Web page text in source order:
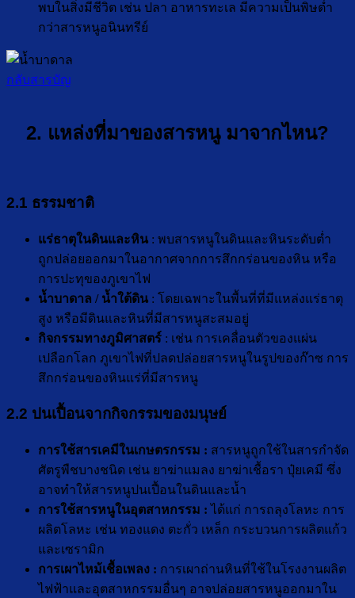
พบในสิ่งมีชีวิต เช่น ปลา อาหารทะเล มีความเป็นพิษต่ำ
กว่าสารหนูอนินทรีย์
กลับสารบัญ
2. แหล่งที่มาของสารหนู มาจากไหน?
2.1 ธรรมชาติ
แร่ธาตุในดินและหิน : พบสารหนูในดินและหินระดับต่ำ
ถูกปล่อยออกมาในอากาศจากการสึกกร่อนของหิน หรือ
การปะทุของภูเขาไฟ
น้ำบาดาล / น้ำใต้ดิน : โดยเฉพาะในพื้นที่ที่มีแหล่งแร่ธาตุ
สูง หรือมีดินและหินที่มีสารหนูสะสมอยู่
กิจกรรมทางภูมิศาสตร์ : เช่น การเคลื่อนตัวของแผ่น
เปลือกโลก ภูเขาไฟที่ปลดปล่อยสารหนูในรูปของก๊าซ การ
สึกกร่อนของหินแร่ที่มีสารหนู
2.2 ปนเปื้อนจากกิจกรรมของมนุษย์
การใช้สารเคมีในเกษตรกรรม : สารหนูถูกใช้ในสารกำจัด
ศัตรูพืชบางชนิด เช่น ยาฆ่าแมลง ยาฆ่าเชื้อรา ปุ๋ยเคมี ซึ่ง
อาจทำให้สารหนูปนเปื้อนในดินและน้ำ
การใช้สารหนูในอุตสาหกรรม :ได้แก่ การถลุงโลหะ การ
ผลิตโลหะ เช่น ทองแดง ตะกั่ว เหล็ก กระบวนการผลิตแก้ว
และเซรามิก
การเผาไหม้เชื้อเพลง : การเผาถ่านหินที่ใช้ในโรงงานผลิต
ไฟฟ้าและอุตสาหกรรมอื่นๆ อาจปล่อยสารหนูออกมาใน